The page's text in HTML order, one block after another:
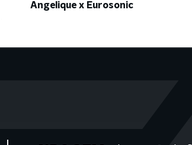
Angelique x Eurosonic